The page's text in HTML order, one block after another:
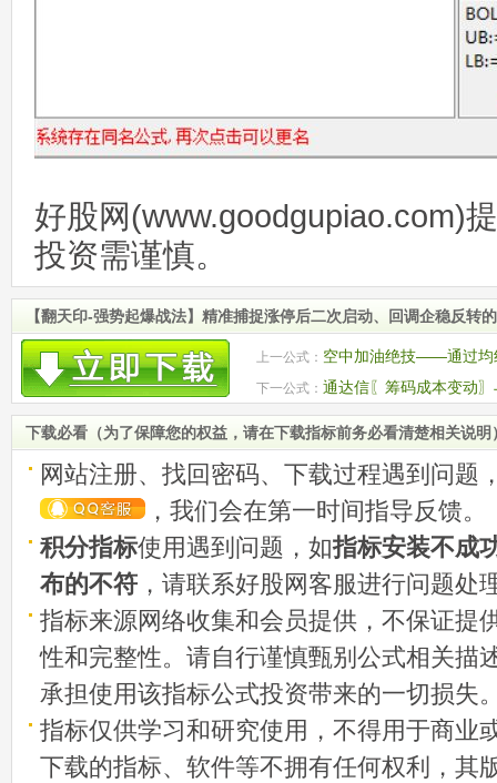
好股网(www.goodgupiao.com)
投资需谨慎。
【翻天印-强势起爆战法】精准捕捉涨停后二次启动、回调企稳反转
上一公式： 空中加油绝技——通过均
票整理后的加速点
下一公式： 通达信〖筹码成本变动
副图源码
下载必看（为了保障您的权益，请在下载指标前务必看清楚相关说明
网站注册、找回密码、下载过程遇到问题
，我们会在第一时间指导反馈。
积分指标使用遇到问题，如指标安装不成
布的不符 ，请联系好股网客服进行问题处
指标来源网络收集和会员提供，不保证提
性和完整性。请自行谨慎甄别公式相关描
承担使用该指标公式投资带来的一切损失
指标仅供学习和研究使用，不得用于商业
下载的指标、软件等不拥有任何权利，其